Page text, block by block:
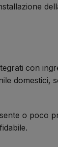
con
domestici,
o poco